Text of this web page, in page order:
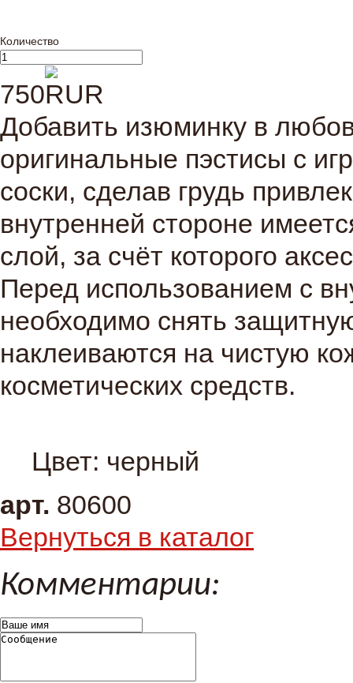
Количество
750
Добавить изюминку в
оригинальные пэстисы с
соски, сделав грудь
внутренней стороне
слой, за счёт которого
Перед использованием с
необходимо снять
наклеиваются на чистую
косметических средств.
Цвет: черный
арт. 80600
Вернуться в каталог
Комментарии: